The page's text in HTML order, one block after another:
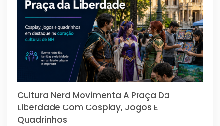
Cultura Nerd Movimenta A Praça Da
Liberdade Com Cosplay, Jogos E
Quadrinhos